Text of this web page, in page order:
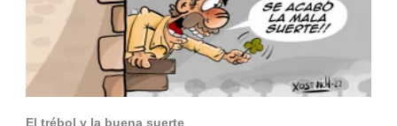
El trébol y la buena suerte